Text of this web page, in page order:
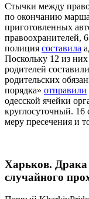
Стычки между
по окончанию
приготовленных
правоохранителей,
полиция составила
Поскольку 12 из
родителей
родительских
порядка» отправили
одесской ячейки
круглосуточный. 16
меру пресечения и
Харьков. Драка
случайного